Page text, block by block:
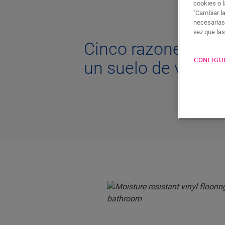
Cinco razones para
un suelo de vinilo
cookies o
"Cambiar
vez que